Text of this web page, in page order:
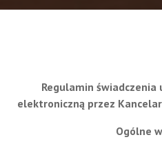
Regulamin świadczenia
elektroniczną przez
Ogólne